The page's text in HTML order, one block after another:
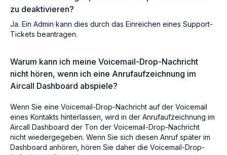
zu deaktivieren?
Ja. Ein Admin kann dies durch das Einreichen eines Support-
Tickets beantragen.
Warum kann ich meine Voicemail-Drop-Nachricht
nicht hören, wenn ich eine Anrufaufzeichnung im
Aircall Dashboard abspiele?
Wenn Sie eine Voicemail-Drop-Nachricht auf der Voicemail
eines Kontakts hinterlassen, wird in der Anrufaufzeichnung im
Aircall Dashboard der Ton der Voicemail-Drop-Nachricht
nicht wiedergegeben. Wenn Sie sich diesen Anruf später im
Dashboard anhören, hören Sie daher die Voicemail-Drop-